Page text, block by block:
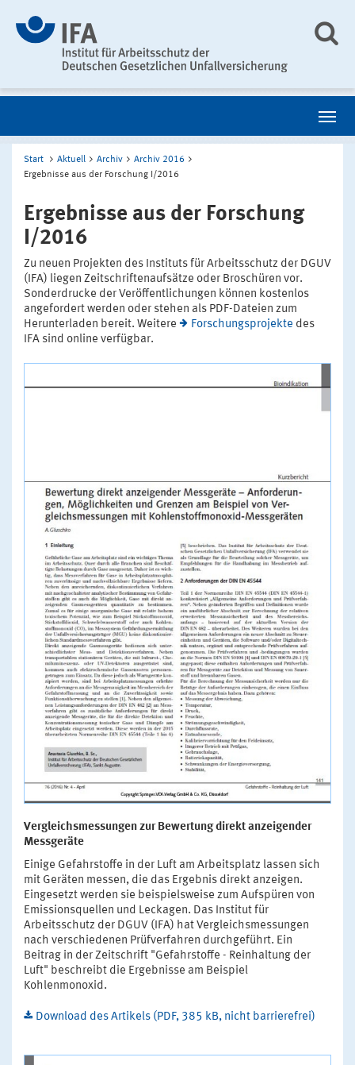
Start Aktuell Archiv
Archiv 2016
Ergebnisse aus der Forschung I/2016
Ergebnisse aus der Forschung
I/2016
Zu neuen Projekten des Instituts für Arbeitsschutz der DGUV
(IFA) liegen Zeitschriftenaufsätze oder Broschüren vor.
Sonderdrucke der Veröffentlichungen können kostenlos
angefordert werden oder stehen als PDF-Dateien zum
Herunterladen bereit. Weitere
Forschungsprojekte des
IFA sind online verfügbar.
Vergleichsmessungen zur Bewertung direkt anzeigender
Messgeräte
Einige Gefahrstoffe in der Luft am Arbeitsplatz lassen sich
mit Geräten messen, die das Ergebnis direkt anzeigen.
Eingesetzt werden sie beispielsweise zum Aufspüren von
Emissionsquellen und Leckagen. Das Institut für
Arbeitsschutz der DGUV (IFA) hat Vergleichsmessungen
nach verschiedenen Prüfverfahren durchgeführt. Ein
Beitrag in der Zeitschrift "Gefahrstoffe - Reinhaltung der
Luft" beschreibt die Ergebnisse am Beispiel
Kohlenmonoxid.
Download des Artikels (PDF, 385 kB, nicht barrierefrei)